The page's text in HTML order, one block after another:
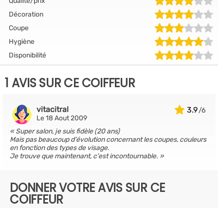
Décoration
Coupe
Hygiène
Disponibilité
1 AVIS SUR CE COIFFEUR
3.9
vitacitral
Le 18 Aout 2009
Super salon, je suis fidèle (20 ans)
Mais pas beaucoup d'évolution concernant les coupes, couleurs
en fonction des types de visage.
Je trouve que maintenant, c'est incontournable.
DONNER VOTRE AVIS SUR CE
COIFFEUR